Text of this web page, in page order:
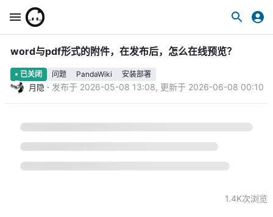
word与pdf形式的附件，在发布后，怎么在线预览？
已关闭 问题 PandaWiki 安装部署
月隐 · 发布于 2026-05-08 13:08, 更新于 2026-06-08 00:10
1.4K次浏览